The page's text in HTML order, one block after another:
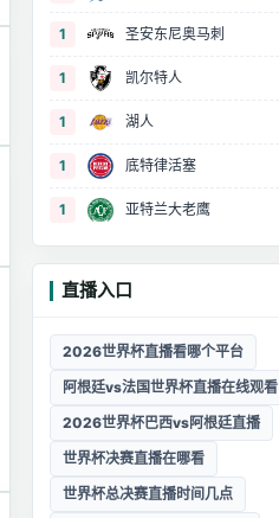
1 圣安东尼奥马刺
1 凯尔特人
1 湖人
1 底特律活塞
1 亚特兰大老鹰
直播入口
2026世界杯直播看哪个平台
阿根廷vs法国世界杯直播在线观看
2026世界杯巴西vs阿根廷直播
世界杯决赛直播在哪看
世界杯总决赛直播时间几点